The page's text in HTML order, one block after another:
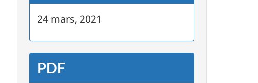
24 mars, 2021
PDF